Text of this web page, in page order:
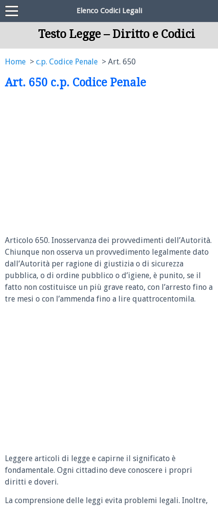
Elenco Codici Legali
Testo Legge – Diritto e Codici
Home c.p. Codice Penale Art. 650
Art. 650 c.p. Codice Penale
Articolo 650. Inosservanza dei provvedimenti dell’Autorità.
Chiunque non osserva un provvedimento legalmente dato
dall’Autorità per ragione di giustizia o di sicurezza
pubblica, o di ordine pubblico o d’igiene, è punito, se il
fatto non costituisce un più grave reato, con l’arresto fino a
tre mesi o con l’ammenda fino a lire quattrocentomila.
Leggere articoli di legge e capirne il significato è
fondamentale. Ogni cittadino deve conoscere i propri
diritti e doveri.
La comprensione delle leggi evita problemi legali. Inoltre,